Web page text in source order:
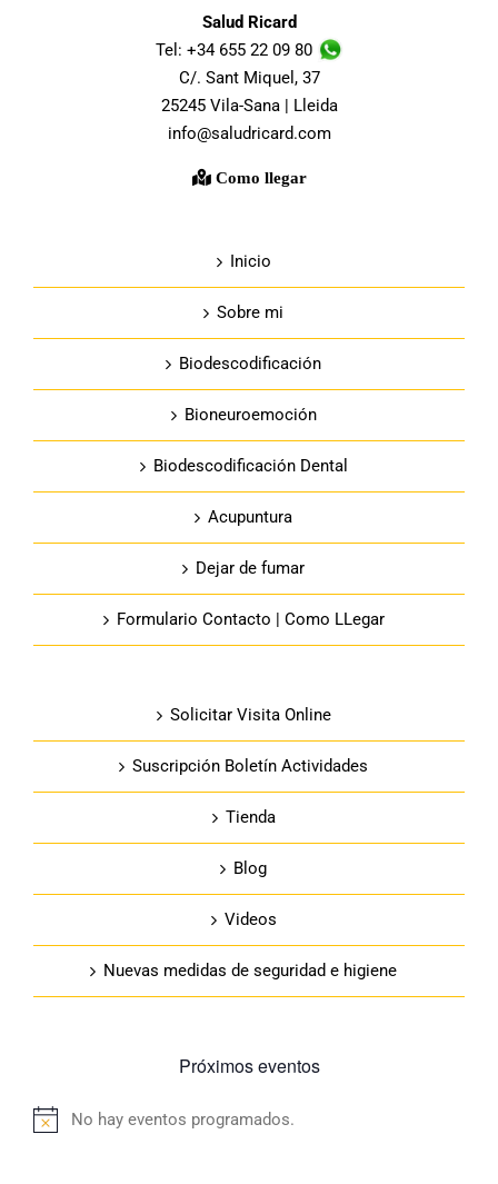
Salud Ricard
Tel: +34 655 22 09 80
C/. Sant Miquel, 37
25245 Vila-Sana | Lleida
info@saludricard.com
Como llegar
Inicio
Sobre mi
Biodescodificación
Bioneuroemoción
Biodescodificación Dental
Acupuntura
Dejar de fumar
Formulario Contacto | Como LLegar
Solicitar Visita Online
Suscripción Boletín Actividades
Tienda
Blog
Videos
Nuevas medidas de seguridad e higiene
Próximos eventos
Aviso
No hay eventos programados.